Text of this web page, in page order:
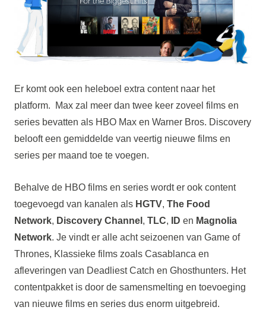
Er komt ook een heleboel extra content naar het
platform. Max zal meer dan twee keer zoveel films en
series bevatten als HBO Max en Warner Bros. Discovery
belooft een gemiddelde van veertig nieuwe films en
series per maand toe te voegen.
Behalve de HBO films en series wordt er ook content
toegevoegd van kanalen als HGTV, The Food
Network, Discovery Channel , TLC, ID en Magnolia
Network. Je vindt er alle acht seizoenen van Game of
Thrones, Klassieke films zoals Casablanca en
afleveringen van Deadliest Catch en Ghosthunters. Het
contentpakket is door de samensmelting en toevoeging
van nieuwe films en series dus enorm uitgebreid.